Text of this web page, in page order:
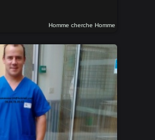
Homme cherche Homme